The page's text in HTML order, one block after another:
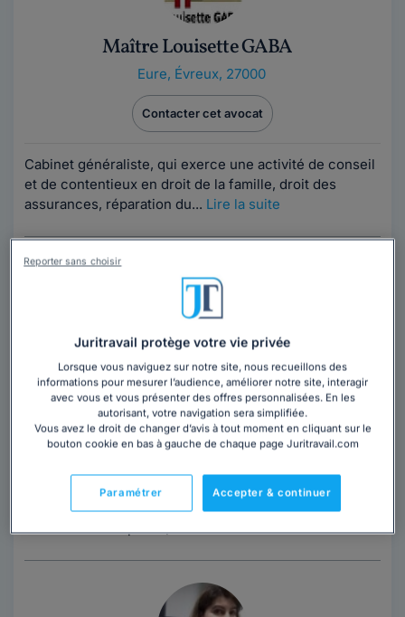
Maître Louisette GABA
Eure, Évreux, 27000
Contacter cet avocat
Cabinet généraliste, qui exerce une activité de conseil
et de contentieux en droit de la famille, droit des
assurances, réparation du... Lire la suite
Maître Amelie MARTIN
Eure,Évreux, 27000
Contacter cet avocat
Un avocat disponible et à votre écoute. Généraliste,
Maître MARTIN vous accompagnera dans divers
domaines: droit privé (conflit de...Lire la suite
Juritravail protège votre vie privée
Lorsque vous naviguez sur notre site, nous recueillons des
informations pour mesurer l’audience, améliorer notre site, interagir
avec vous et vous présenter des offres personnalisées. En les
autorisant, votre navigation sera simplifiée.
Vous avez le droit de changer d’avis à tout moment en cliquant sur le
bouton cookie en bas à gauche de chaque page Juritravail.com
Accepter & continuer
Paramétrer
Reporter sans choisir